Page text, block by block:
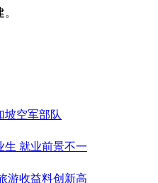
坡空军部队
生 就业前景不一
游收益料创新高